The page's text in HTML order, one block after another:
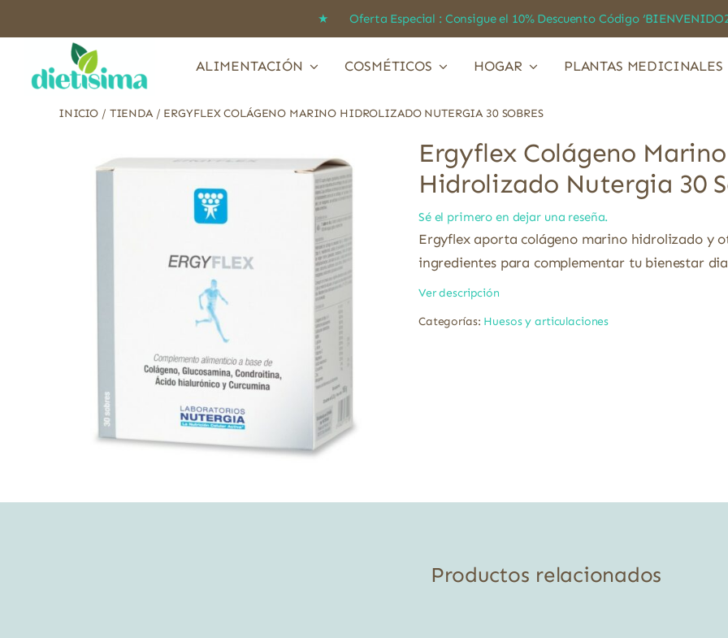
★ Oferta Especial : Consigue el 10% Descuento Código
ALIMENTACIÓN COSMÉTICOS HOGAR PLANTAS MEDICINALES
INICIO / TIENDA/ ERGYFLEX COLÁGENO MARINO HIDROLIZADO NUTERGIA 30 SOBRES
Ergyflex Colágeno Marino
Hidrolizado Nutergia 30
Sé el primero en dejar una reseña.
Ergyflex aporta colágeno marino hidrolizado y
ingredientes para complementar tu bienestar
Ver descripción
Categorías: Huesos y articulaciones
Productos relacionados